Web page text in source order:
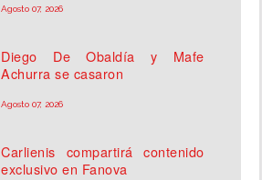
Agosto 07, 2026
Diego De Obaldía y Mafe
Achurra se casaron
Agosto 07, 2026
Carlienis compartirá contenido
exclusivo en Fanova